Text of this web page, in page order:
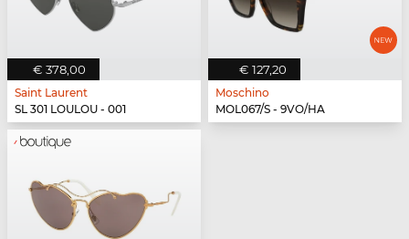
€ 378,00
Saint Laurent
SL 301 LOULOU - 001
€ 127,20
Moschino
MOL067/S - 9VO/HA